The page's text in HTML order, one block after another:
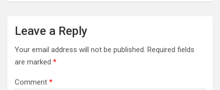
Leave a Reply
Your email address will not be published. Required fields
are marked *
Comment *